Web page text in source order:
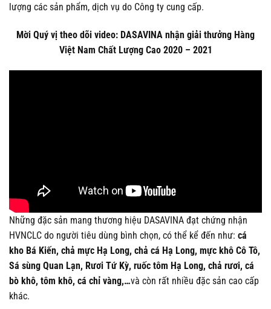
lượng các sản phẩm, dịch vụ do Công ty cung cấp.
Mời Quý vị theo dõi video: DASAVINA nhận giải thưởng Hàng
Việt Nam Chất Lượng Cao 2020 – 2021
Những đặc sản mang thương hiệu DASAVINA đạt chứng nhận
HVNCLC do người tiêu dùng bình chọn, có thể kể đến như: cá
kho Bá Kiến, chả mực Hạ Long, chả cá Hạ Long, mực khô Cô Tô,
Sá sùng Quan Lạn, Rươi Tứ Kỳ, ruốc tôm Hạ Long, chả rươi, cá
bò khô, tôm khô, cá chỉ vàng,…và còn rất nhiều đặc sản cao cấp
khác.